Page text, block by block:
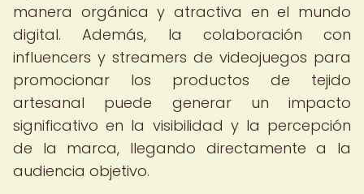
manera orgánica y atractiva en el mundo
digital. Además, la colaboración con
influencers y streamers de videojuegos para
promocionar los productos de tejido
artesanal puede generar un impacto
significativo en la visibilidad y la percepción
de la marca, llegando directamente a la
audiencia objetivo.